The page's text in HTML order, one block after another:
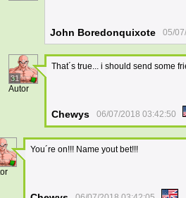
John Boredonquixote 05/
31
Autor
That´s true... i should send some
Chewys 06/07/2018 03:42:50
You´re on!!! Name yout bet!!!